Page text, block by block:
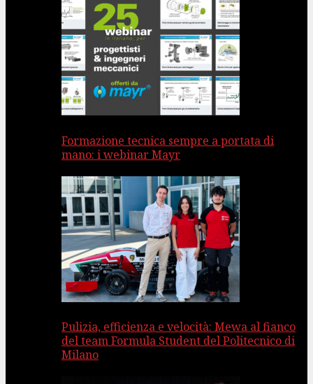
Formazione tecnica sempre a portata di
mano: i webinar Mayr
Pulizia, efficienza e velocità: Mewa al fianco
del team Formula Student del Politecnico di
Milano